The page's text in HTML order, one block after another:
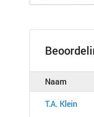
Naam
T.A. Klein